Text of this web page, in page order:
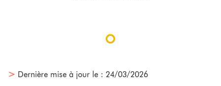
> Dernière mise à jour le : 24/03/2026